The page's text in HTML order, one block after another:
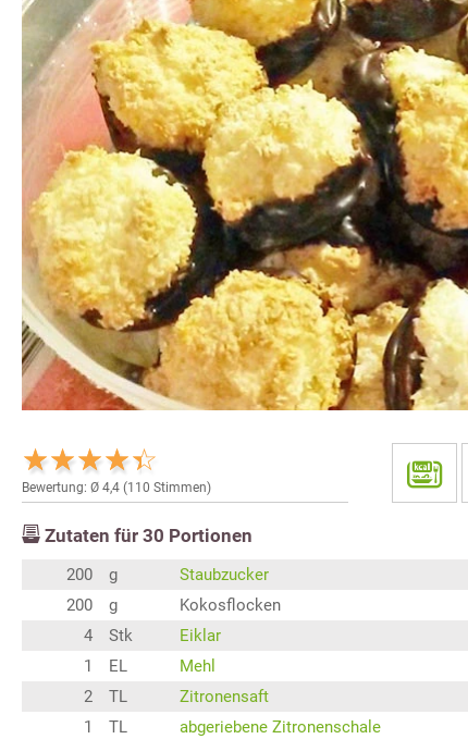
Bewertung: Ø 4,4 (110 Stimmen)
Zutaten für 30 Portionen
200 g
Staubzucker
200
g
Kokosflocken
4
Stk
Eiklar
1
EL
Mehl
2
TL
Zitronensaft
1
TL
abgeriebene Zitronenschale